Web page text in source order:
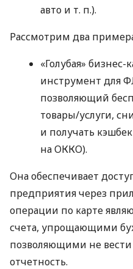
авто и т. п.).
Рассмотрим два
«Голубая»
инструмент для
позволяющий
товары/услуги,
и получать
на ОККО).
Она обеспечивает
предприятия через
операции по карте
счета, упрощающими
позволяющими не
отчетность.